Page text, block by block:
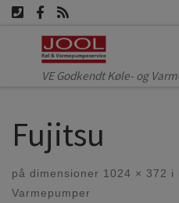
Fortsæt til indhold
VE Godkendt Køle- og
Fujitsu
på dimensioner 1024 × 372 i
Varmepumper